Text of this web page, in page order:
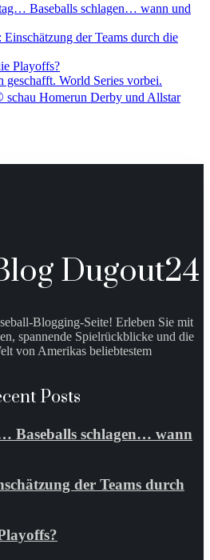
Baseballs schlagen… wann und
der Teams durch die
Playoffs?
geschafft. World Series vorbei.
schau Homerun Derby und Allstar
Dugout24
Blogging-Seite! Erleben Sie mit
spannende Spielrückblicke und die
von Amerikas beliebtestem
Posts
Baseballs schlagen… wann
der Teams durch